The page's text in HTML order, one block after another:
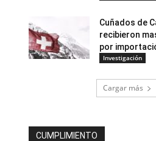
Cuñados de
recibieron
por
Investigación
Cargar más
CUMPLIMIENTO